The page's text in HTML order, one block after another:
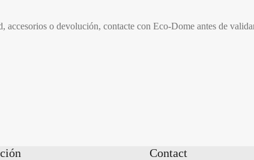
o devolución, contacte con Eco-Dome antes de
Contact